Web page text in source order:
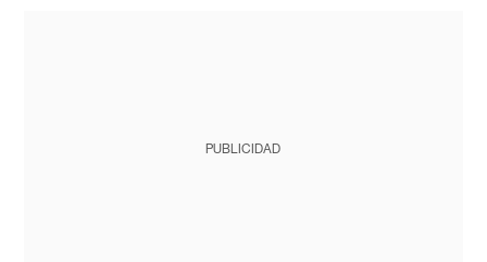
PUBLICIDAD